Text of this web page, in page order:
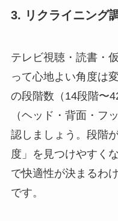
3. リクライニング
テレビ視聴・読書・
って心地よい角度は
の段階数（14段階〜
（ヘッド・背面・フ
認しましょう。段階
度」を見つけやすく
で快適性が決まるわ
です。